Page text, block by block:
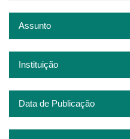
Assunto
Instituição
Data de Publicação